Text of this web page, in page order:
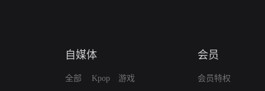
自媒体
全部
Kpop
游戏
会员
会员特权